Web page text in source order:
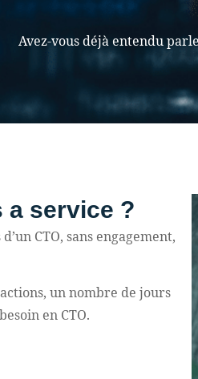
Avez-vous déjà entendu
a service ?
CTO, sans engagement,
un nombre de jours
en CTO.